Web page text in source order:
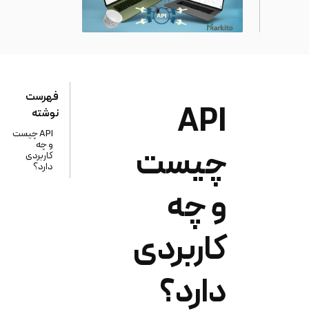
API
چیست
و چه
کاربردی
دارد؟
API چیست